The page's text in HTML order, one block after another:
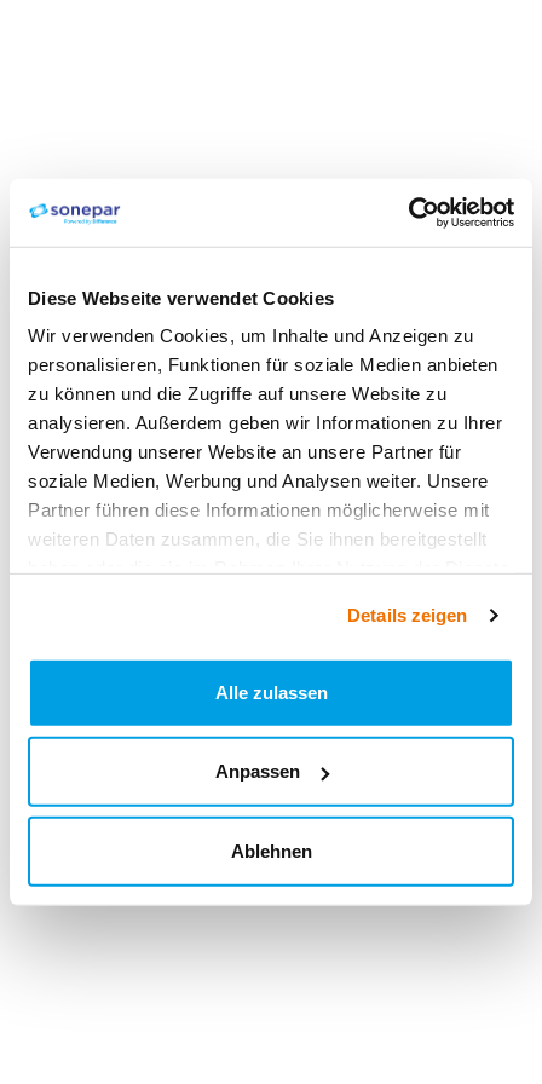
Diese Webseite verwendet Cookies
Wir verwenden Cookies, um Inhalte und Anzeigen zu
personalisieren, Funktionen für soziale Medien anbieten
zu können und die Zugriffe auf unsere Website zu
analysieren. Außerdem geben wir Informationen zu Ihrer
Verwendung unserer Website an unsere Partner für
soziale Medien, Werbung und Analysen weiter. Unsere
Partner führen diese Informationen möglicherweise mit
weiteren Daten zusammen, die Sie ihnen bereitgestellt
Details zeigen
Alle zulassen
Anpassen
Ablehnen